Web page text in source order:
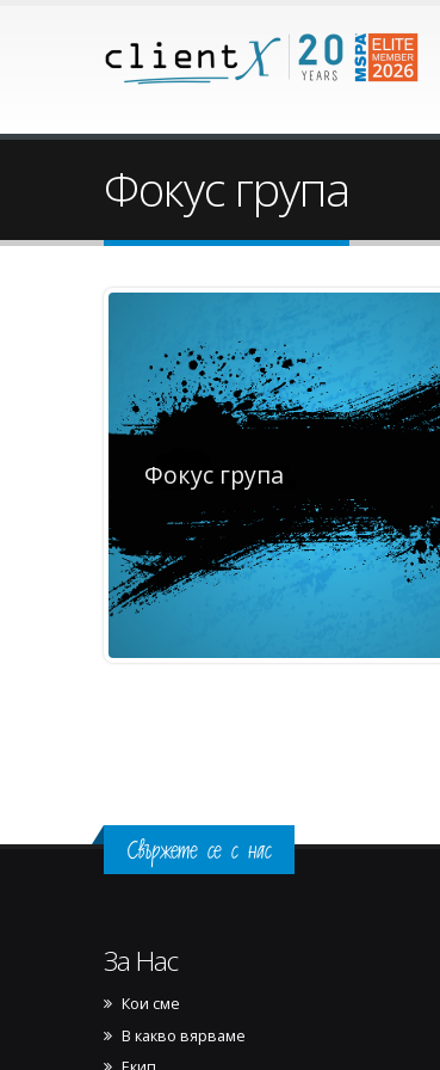
Фокус група
Фокус група
Свържете се с нас
За Нас
Кои сме
В какво вярваме